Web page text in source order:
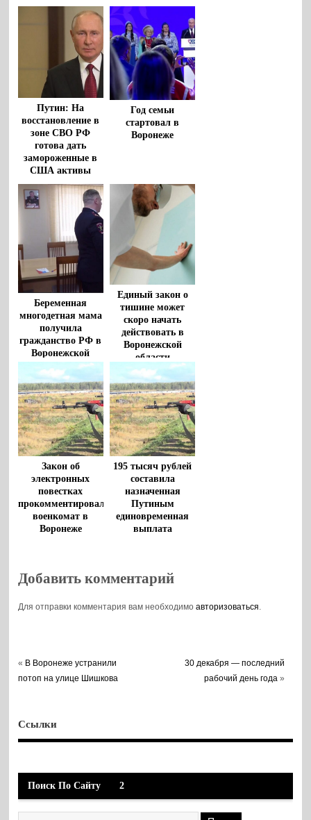
Путин: На
восстановление в
зоне СВО РФ
готова дать
замороженные в
США активы
Год семьи
стартовал в
Воронеже
Беременная
многодетная мама
получила
гражданство РФ в
Воронежской
области
Единый закон о
тишине может
скоро начать
действовать в
Воронежской
области
Закон об
электронных
повестках
прокомментировал
военкомат в
Воронеже
195 тысяч рублей
составила
назначенная
Путиным
единовременная
выплата
Добавить комментарий
Для отправки комментария вам необходимоавторизоваться.
« В Воронеже устранили
потоп на улице Шишкова
30 декабря — последний
рабочий день года »
Ссылки
Поиск По Сайту 2